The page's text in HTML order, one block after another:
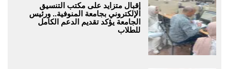
إقبال متزايد على مكتب التنسيق
الإلكتروني بجامعة المنوفية.. ورئيس
الجامعة يؤكد تقديم الدعم الكامل
للطلاب